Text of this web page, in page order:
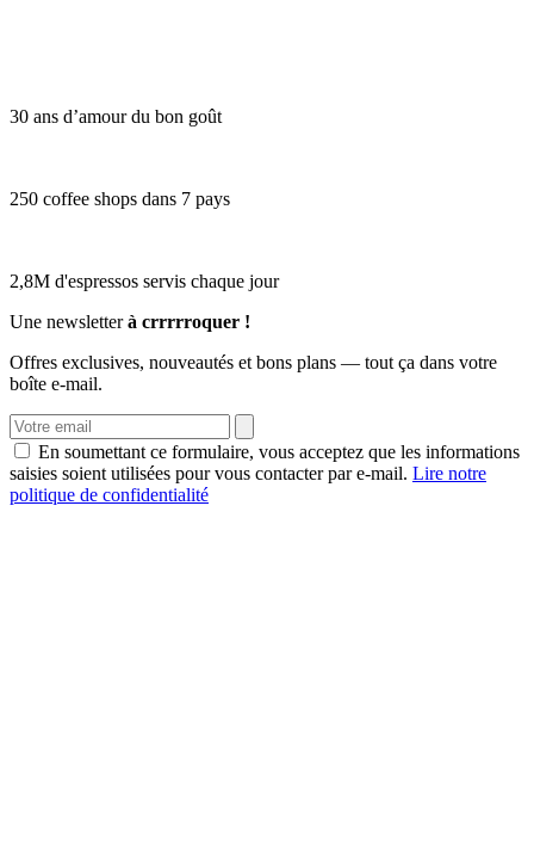
30 ans d’amour du bon goût
250 coffee shops dans 7 pays
2,8M d'espressos servis chaque jour
Une newsletterà crrrrroquer !
Offres exclusives, nouveautés et bons plans — tout ça dans votre
boîte e-mail.
En soumettant ce formulaire, vous acceptez que les informations
saisies soient utilisées pour vous contacter par e-mail. Lire notre
politique de confidentialité